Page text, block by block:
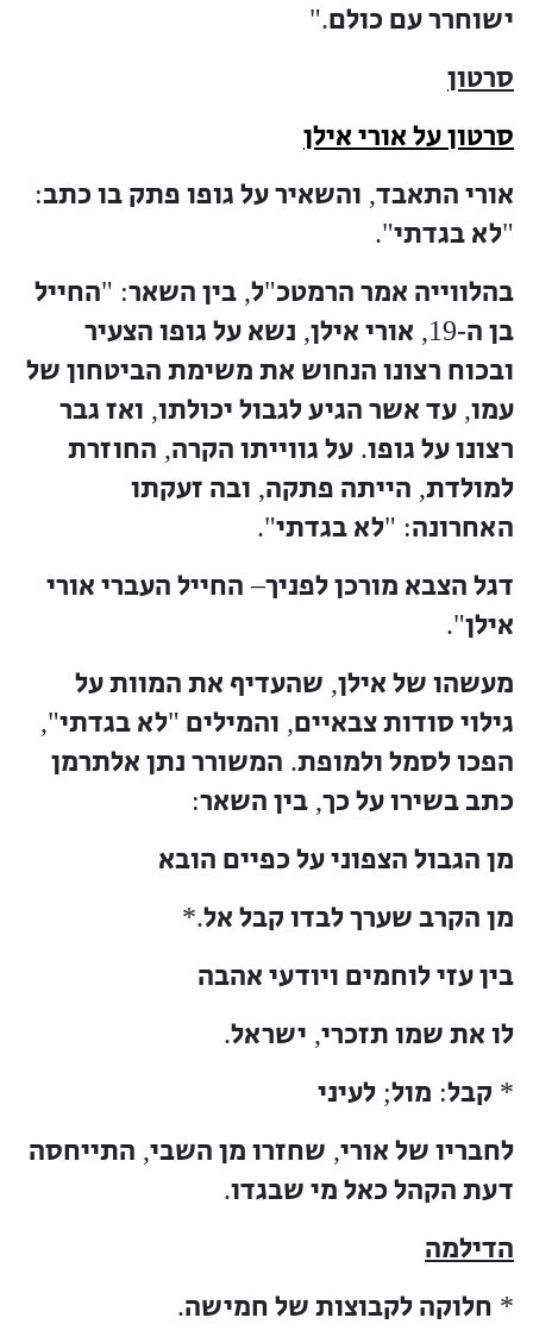
ישוחרר עם כולם."
סרטון
סרטון על אורי אילן
אורי התאבד, והשאיר על גופו פתק בו כתב:
"לא בגדתי".
בהלווייה אמר הרמטכ"ל, בין השאר: "החייל
בן ה-19, אורי אילן, נשא על גופו הצעיר
ובכוח רצונו הנחוש את משימת הביטחון של
עמו, עד אשר הגיע לגבול יכולתו, ואז גבר
רצונו על גופו. על גווייתו הקרה, החוזרת
למולדת, הייתה פתקה, ובה זעקתו
האחרונה: "לא בגדתי".
דגל הצבא מורכן לפניך– החייל העברי אורי
אילן".
מעשהו של אילן, שהעדיף את המוות על
גילוי סודות צבאיים, והמילים "לא בגדתי",
הפכו לסמל ולמופת. המשורר נתן אלתרמן
כתב בשירו על כך, בין השאר:
מן הגבול הצפוני על כפיים הובא
מן הקרב שערך לבדו קבל אל.*
בין עזי לוחמים ויודעי אהבה
לו את שמו תזכרי, ישראל.
* קבל: מול; לעיני
לחבריו של אורי, שחזרו מן השבי, התייחסה
דעת הקהל כאל מי שבגדו.
הדילמה
* חלוקה לקבוצות של חמישה.